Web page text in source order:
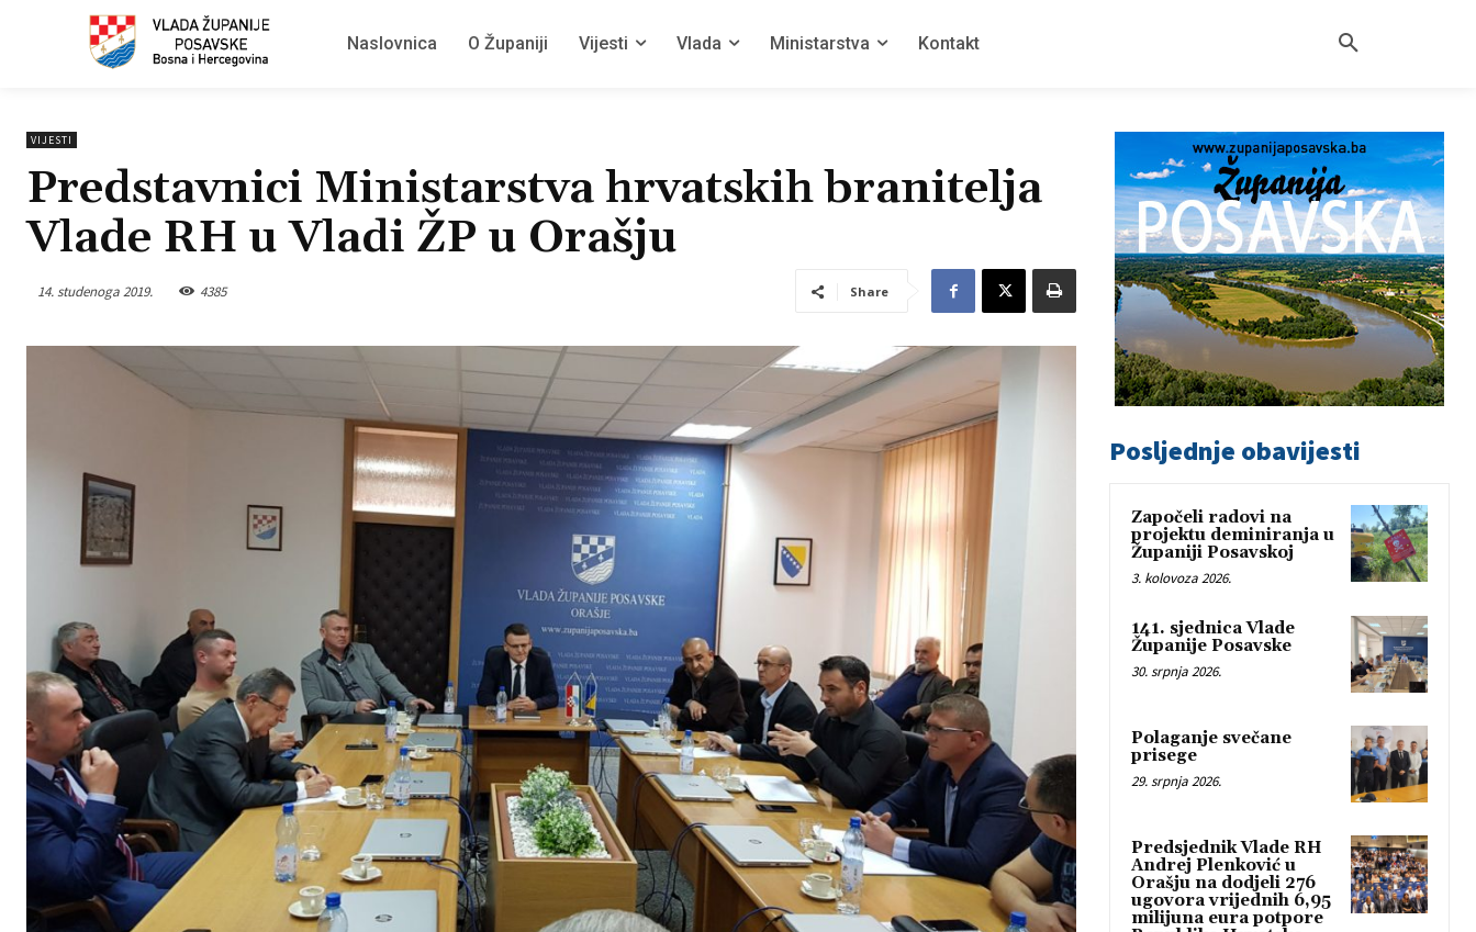
Naslovnica O Županiji Vijesti Vlada Ministarstva Kontakt
VIJESTI
Predstavnici Ministarstva hrvatskih branitelja
Vlade RH u Vladi ŽP u Orašju
14. studenoga 2019. 4385 Share
Posljednje obavijesti
Započeli radovi na
projektu deminiranja u
Županiji Posavskoj
3. kolovoza 2026.
141. sjednica Vlade
Županije Posavske
30. srpnja 2026.
Polaganje svečane
prisege
29. srpnja 2026.
Predsjednik Vlade RH
Andrej Plenković u
Orašju na dodjeli 276
ugovora vrijednih 6,95
milijuna eura potpore